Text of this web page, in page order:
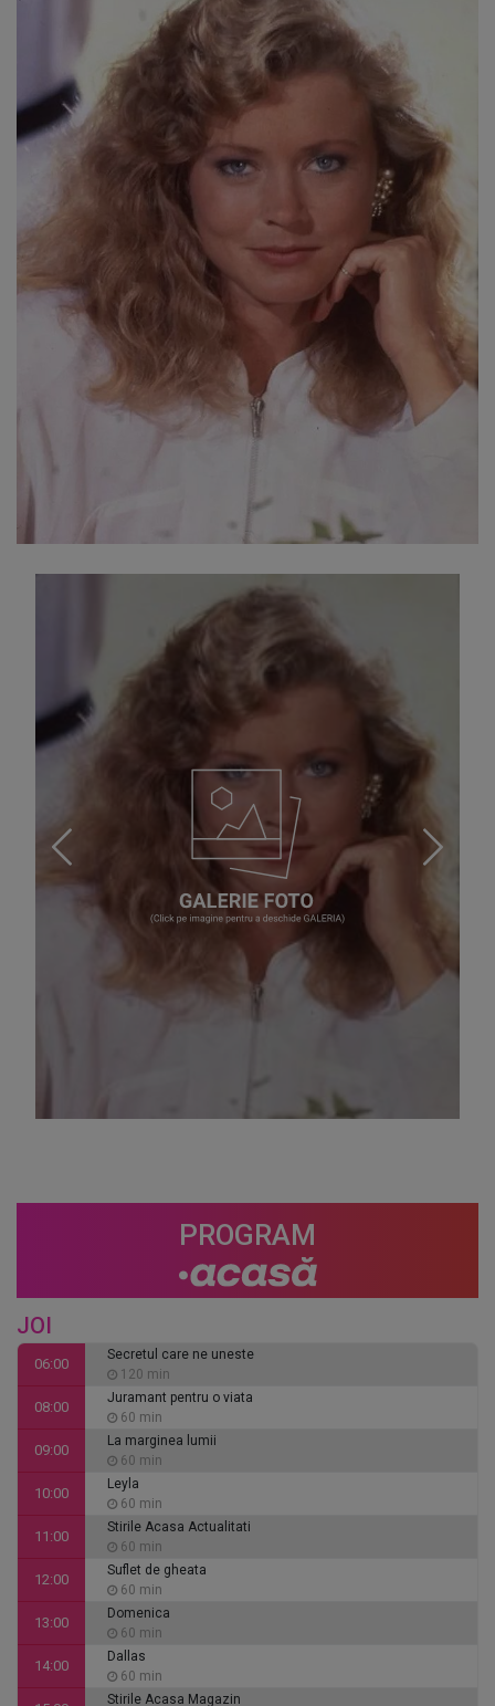
PROGRAM
JOI
06:00
Secretul care ne uneste
120 min
08:00
Juramant pentru o viata
60 min
09:00
La marginea lumii
60 min
10:00
Leyla
60 min
11:00
Stirile Acasa Actualitati
60 min
12:00
Suflet de gheata
60 min
13:00
Domenica
60 min
14:00
Dallas
60 min
Stirile Acasa Magazin